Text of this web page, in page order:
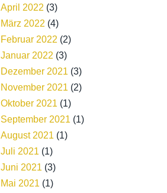
April 2022 (3)
März 2022 (4)
Februar 2022 (2)
Januar 2022 (3)
Dezember 2021 (3)
November 2021 (2)
Oktober 2021 (1)
September 2021 (1)
August 2021 (1)
Juli 2021 (1)
Juni 2021 (3)
Mai 2021 (1)